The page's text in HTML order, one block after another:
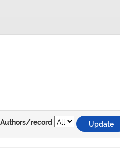
Authors/record